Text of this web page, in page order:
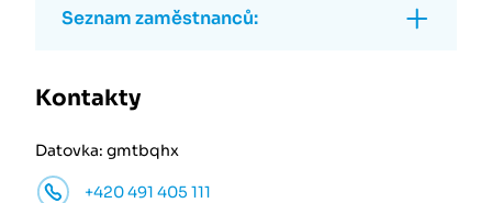
Seznam zaměstnanců:
Kontakty
Datovka: gmtbqhx
+420 491 405 111